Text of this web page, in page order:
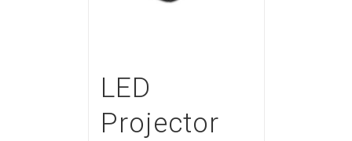
LED
Projector